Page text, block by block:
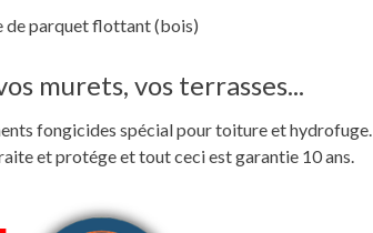
de parquet flottant (bois)
murets, vos terrasses...
fongicides spécial pour toiture et hydrofuge.
et protége et tout ceci est garantie 10 ans.